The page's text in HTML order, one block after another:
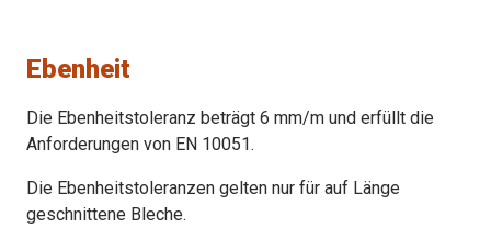
Ebenheit
Die Ebenheitstoleranz beträgt 6 mm/m und erfüllt die
Anforderungen von EN 10051.
Die Ebenheitstoleranzen gelten nur für auf Länge
geschnittene Bleche.